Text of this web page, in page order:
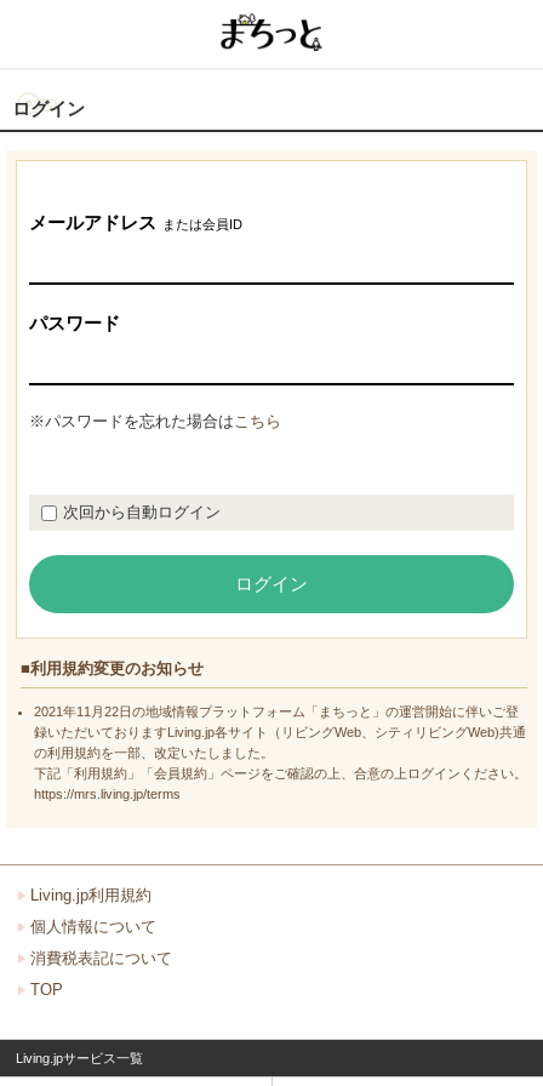
ログイン
メールアドレス または会員ID
パスワード
※パスワードを忘れた場合はこちら
次回から自動ログイン
ログイン
■利用規約変更のお知らせ
2021年11月22日の地域情報プラットフォーム「まちっと」の運営開始に伴いご登
録いただいておりますLiving.jp各サイト（リビングWeb、シティリビングWeb)共通
の利用規約を一部、改定いたしました。
下記「利用規約」「会員規約」ページをご確認の上、合意の上ログインください。
https://mrs.living.jp/terms
Living.jp利用規約
個人情報について
消費税表記について
TOP
Living.jpサービス一覧